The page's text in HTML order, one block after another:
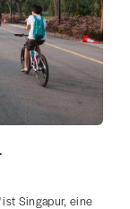
Singapur, eine